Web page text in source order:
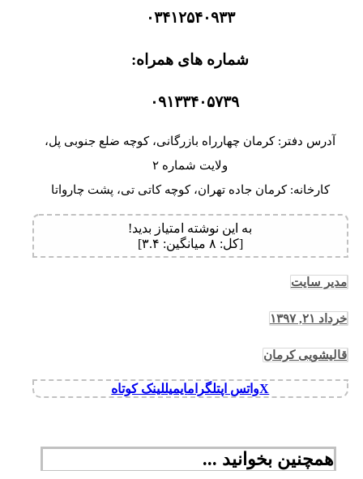
۰۳۴۱۲۵۴۰۹۳۳
شماره های همراه:
۰۹۱۳۳۴۰۵۷۳۹
آدرس دفتر: کرمان چهارراه بازرگانی، کوچه ضلع جنوبی پل،
ولایت شماره ۲
کارخانه: کرمان جاده تهران، کوچه کاتی تی، پشت چارواتا
به این نوشته امتیاز بدید!
[کل: ۸ میانگین: ۳.۴]
مدیر سایت
خرداد ۲۱, ۱۳۹۷
قالیشویی کرمان
Xواتس اپتلگرامایمیللینک کوتاه
همچنین بخوانید ...